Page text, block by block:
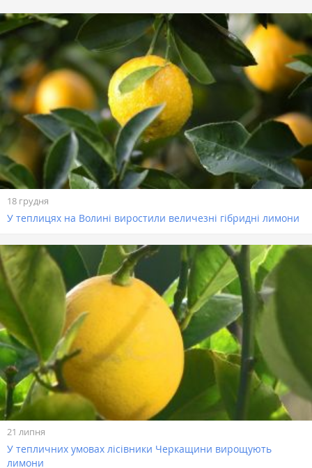
18 грудня
У теплицях на Волині виростили величезні гібридні лимони
21 липня
У тепличних умовах лісівники Черкащини вирощують
лимони